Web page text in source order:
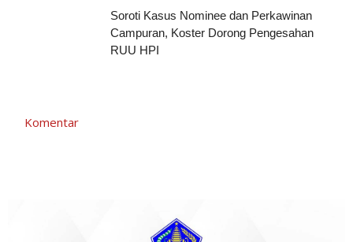
Soroti Kasus Nominee dan Perkawinan
Campuran, Koster Dorong Pengesahan
RUU HPI
Komentar